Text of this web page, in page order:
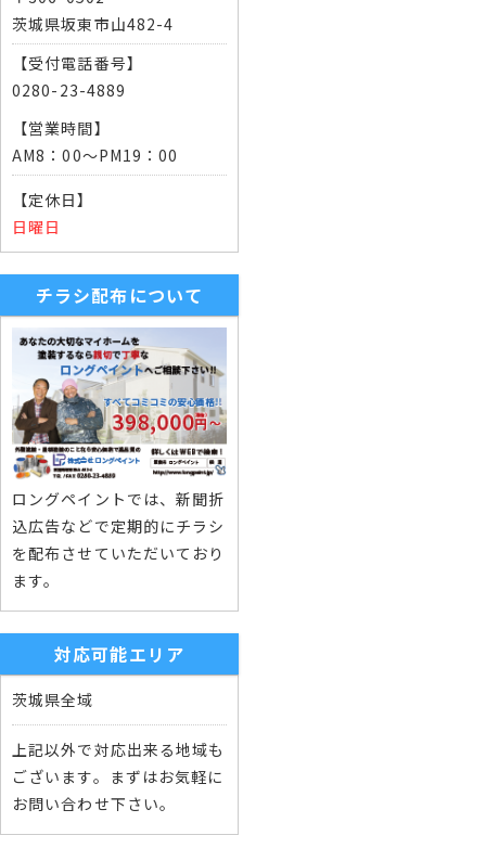
茨城県坂東市山482-4
【受付電話番号】
0280-23-4889
【営業時間】
AM8：00～PM19：00
【定休日】
日曜日
チラシ配布について
ロングペイントでは、新聞折
込広告などで定期的にチラシ
を配布させていただいており
ます。
対応可能エリア
茨城県全域
上記以外で対応出来る地域も
ございます。まずはお気軽に
お問い合わせ下さい。